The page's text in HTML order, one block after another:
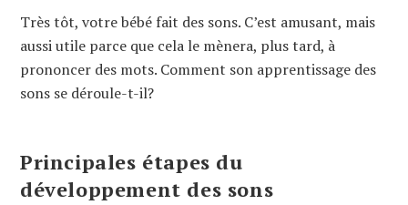
Très tôt, votre bébé fait des sons. C’est amusant, mais
aussi utile parce que cela le mènera, plus tard, à
prononcer des mots. Comment son apprentissage des
sons se déroule-t-il?
Principales étapes du
développement des sons